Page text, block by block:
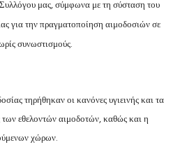
μας, σύμφωνα με τη σύσταση του
για την πραγματοποίηση αιμοδοσιών σε
συνωστισμούς.
τηρήθηκαν οι κανόνες υγιεινής και τα
εθελοντών αιμοδοτών, καθώς και η
χώρων.